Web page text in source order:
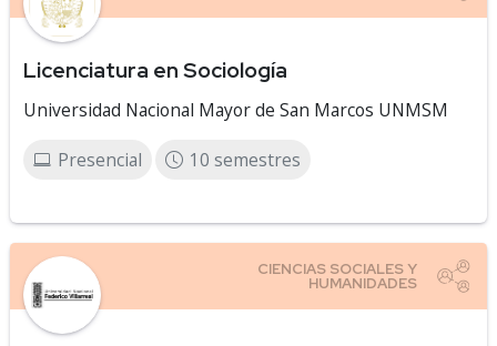
Licenciatura en Sociología
Universidad Nacional Mayor de San Marcos UNMSM
Presencial 10 semestres